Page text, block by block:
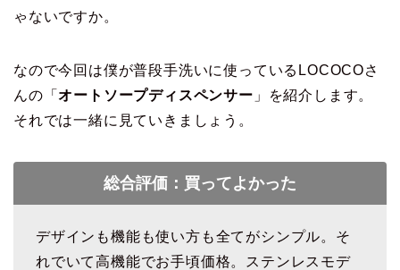
ゃないですか。
なので今回は僕が普段手洗いに使っているLOCOCOさ
んの「オートソープディスペンサー 」を紹介します。
それでは一緒に見ていきましょう。
総合評価：買ってよかった
デザインも機能も使い方も全てがシンプル。そ
れでいて高機能でお手頃価格。ステンレスモデ